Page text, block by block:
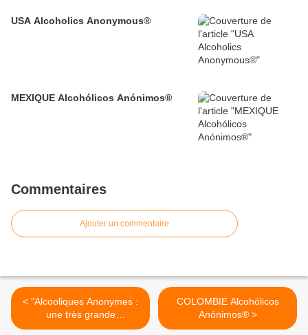
USA Alcoholics Anonymous®
MEXIQUE Alcohólicos Anónimos®
Commentaires
Ajouter un commentaire
< "Alcooliques Anonymes :
une très grande
organisation, y compris
COLOMBIE Alcohólicos
Anónimos® >